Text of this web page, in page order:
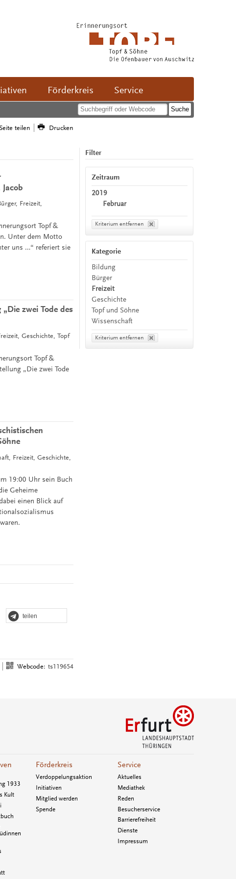
Förderkreis Service
Seite teilen Drucken
Freizeit,
Topf &
Unter dem Motto
uns …“ referiert sie
zwei Tode des
Geschichte, Topf
Topf &
„Die zwei Tode
Freizeit, Geschichte,
19:00 Uhr sein Buch
Geheime
einen Blick auf
teilen
Webcode: ts119654
Filter
Zeitraum
2019
Februar
Kriterium entfernen
Kategorie
Bildung
Bürger
Freizeit
Geschichte
Topf und Söhne
Wissenschaft
Kriterium entfernen
1933
Kult
Förderkreis
Verdoppelungsaktion
Initiativen
Mitglied werden
Spende
Service
Aktuelles
Mediathek
Reden
Besucherservice
Barrierefreiheit
Dienste
Impressum